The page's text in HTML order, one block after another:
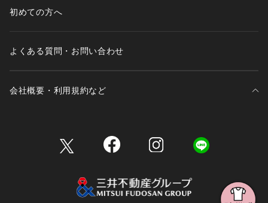
初めての方へ
よくある質問・お問い合わせ
会社概要・利用規約など